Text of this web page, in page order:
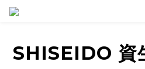
SHISEIDO 資